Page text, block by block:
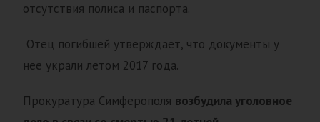
отсутствия полиса и паспорта.
Отец погибшей утверждает, что документы у
нее украли летом 2017 года.
Прокуратура Симферополя возбудила уголовное